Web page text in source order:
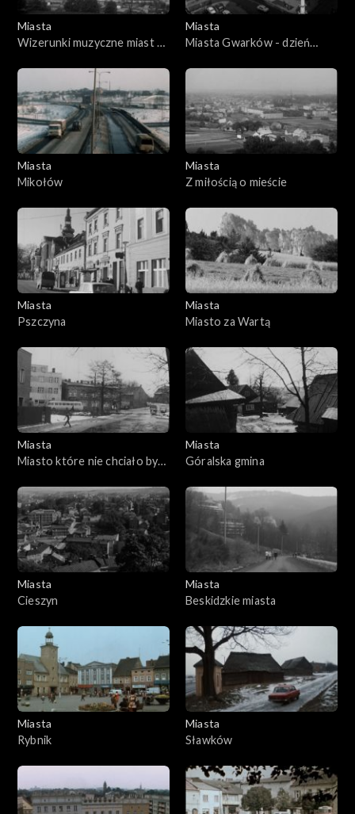
Miasta
Wizerunki muzyczne miast -
Miasta
Miasta Gwarków - dzień
Miasta
Mikołów
Miasta
Z miłością o mieście
Miasta
Pszczyna
Miasta
Miasto za Wartą
Miasta
Miasto które nie chciało być
Miasta
Góralska gmina
Miasta
Cieszyn
Miasta
Beskidzkie miasta
Miasta
Rybnik
Miasta
Sławków